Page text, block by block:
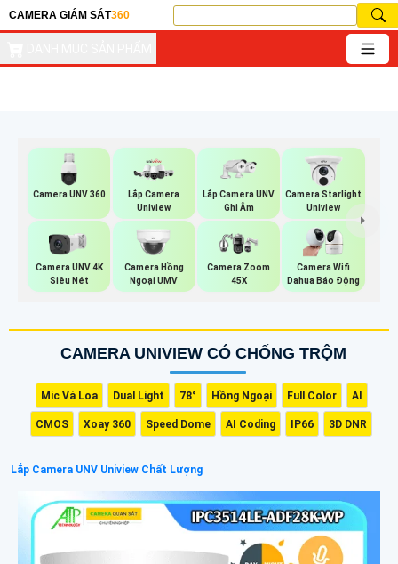
CAMERA GIÁM SÁT360
Camera UNV 360
Lắp Camera
Uniview
Lắp Camera UNV
Ghi Âm
Camera Starlight
Uniview
Camera UNV 4K
Siêu Nét
Camera Hồng
Ngoại UMV
Camera Zoom
45X
Camera Wifi
Dahua Báo Động
CAMERA UNIVIEW CÓ CHỐNG TRỘM
Mic Và Loa Dual Light 78° Hồng Ngoại Full Color AI
CMOS Xoay 360 Speed Dome AI Coding IP66 3D DNR
Lắp Camera UNV Uniview Chất Lượng